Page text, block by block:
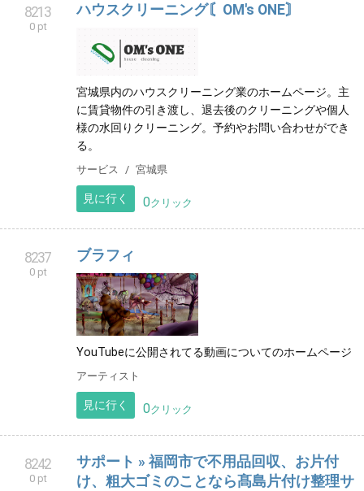
8213
0 pt
ハウスクリーニング〘OM's ONE〙
宮城県内のハウスクリーニング業のホームページ。主
に賃貸物件の引き渡し、退去後のクリーニングや個人
様の水回りクリーニング。予約やお問い合わせができ
る。
サービス 宮城県
見に行く 0クリック
8237
0 pt
ブラフィ
YouTubeに公開されてる動画についてのホームページ
アーティスト
見に行く 0クリック
8242
0 pt
サポート » 福岡市で不用品回収、お片付
け、粗大ゴミのことなら髙島片付け整理サ